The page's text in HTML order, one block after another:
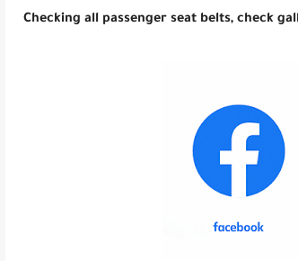
Checking all passenger seat belts, check